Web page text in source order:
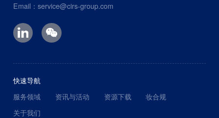
Email：service@cirs-group.com
快速导航
服务领域
资讯与活动 资源下载
妆合规
关于我们